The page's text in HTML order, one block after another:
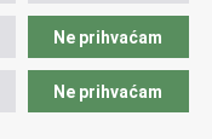
Ne prihvaćam
Ne prihvaćam